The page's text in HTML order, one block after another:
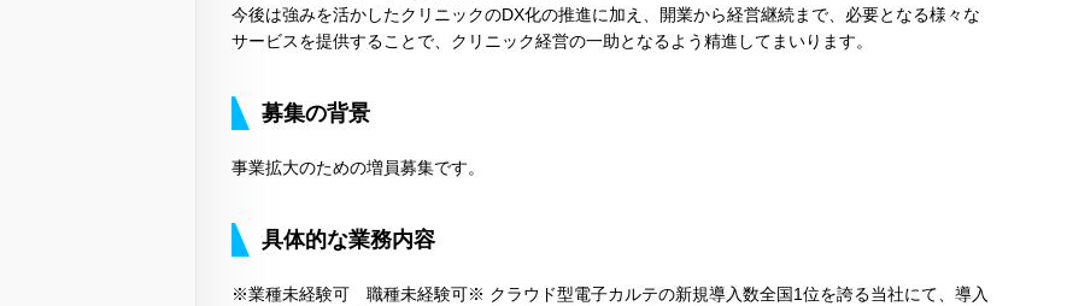
今後は強みを活かしたクリニックのDX化の推進に加え、開業から経営継続まで、必要となる様々な
サービスを提供することで、クリニック経営の一助となるよう精進してまいります。
募集の背景
事業拡大のための増員募集です。
具体的な業務内容
※業種未経験可 職種未経験可※ クラウド型電子カルテの新規導入数全国1位を誇る当社にて、導入